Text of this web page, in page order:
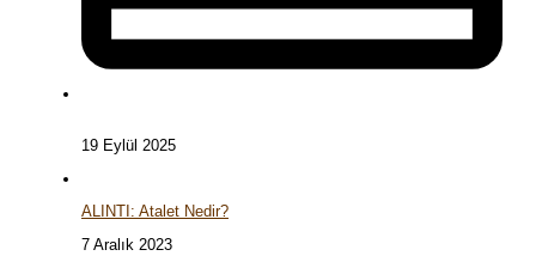
19 Eylül 2025
ALINTI: Atalet Nedir?
7 Aralık 2023